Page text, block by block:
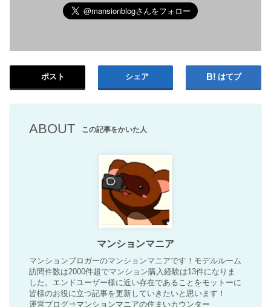
ポスト シェア はてブ
ABOUT この記事をかいた人
マンションマニア
マンションブロガーのマンションマニアです！モデルルーム
訪問件数は2000件超でマンション購入経験は13件になりま
した。エンドユーザー様に近い存在であることをモットーに
皆様のお役に立つ記事を更新していきたいと思います！
運営ブログ⇒マンションマニアの住まいカウンター